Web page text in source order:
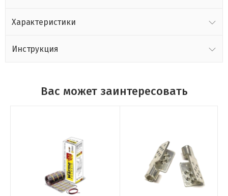
Характеристики
Инструкция
Вас может заинтересовать